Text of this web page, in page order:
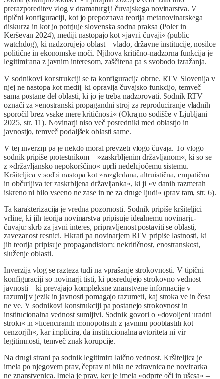
prerazporeditev vlog v dramaturgiji čuvajskega novinarstva. V
tipični konfiguraciji, kot jo prepoznava teorija metanovinarskega
diskurza in kot jo potrjuje slovenska sodna praksa (Poler in
Kerševan 2024), mediji nastopajo kot »javni čuvaji« (public
watchdog), ki nadzorujejo oblast – vlado, državne institucije, nosilce
politične in ekonomske moči. Njihova kritično-nadzorna funkcija je
legitimirana z javnim interesom, zaščitena pa s svobodo izražanja.
V sodnikovi konstrukciji se ta konfiguracija obrne. RTV Slovenija v
njej ne nastopa kot medij, ki opravlja čuvajsko funkcijo, temveč
sama postane del oblasti, ki jo je treba nadzorovati. Sodnik RTV
označi za »enostranski propagandni stroj za reproduciranje vladnih
sporočil brez vsake mere kritičnosti« (Okrajno sodišče v Ljubljani
2025, str. 11). Novinarji niso več posredniki med oblastjo in
javnostjo, temveč podaljšek oblasti same.
V tej inverziji pa je nekdo moral prevzeti vlogo čuvaja. To vlogo
sodnik pripiše protestnikom – »zaskrbljenim državljanom«, ki so se
z »državljansko nepokorščino« uprli nedelujočemu sistemu.
Kršiteljica v sodbi nastopa kot »razgledana, altruistična, empatična
in občutljiva ter zaskrbljena državljanka«, ki ji »v danih razmerah
iskreno ni bilo vseeno ne zase in ne za druge ljudi« (prav tam, str. 6).
Ta karakterizacija je vredna pozornosti. Sodnik pripiše kršiteljici
vrline, ki jih teorija novinarstva pripisuje idealnemu novinarju-
čuvaju: skrb za javni interes, pripravljenost postaviti se oblasti,
zavezanost resnici. Hkrati pa novinarjem RTV pripiše lastnosti, ki
jih teorija pripisuje propagandistom: nekritičnost, enostranskost,
služenje oblasti.
Inverzija vlog se razteza tudi na vprašanje strokovnosti. V tipični
konfiguraciji so novinarji tisti, ki posredujejo strokovno vednost
javnosti – ki prevajajo kompleksne znanstvene informacije v
razumljiv jezik in javnosti pomagajo razumeti, kaj stroka ve in česa
ne ve. V sodnikovi konstrukciji pa postanejo strokovnost in
institucionalna vednost sumljivi. Sodnik govori o »dovoljeni uradni
stroki« in »licenciranih monopolistih z javnimi pooblastili kot
cenzorjih«, kar implicira, da institucionalna avtoriteta ni vir
legitimnosti, temveč znak korupcije.
Na drugi strani pa sodnik legitimira laično vednost. Kršiteljica je
imela po njegovem prav, čeprav ni bila ne zdravnica ne novinarka
ne znanstvenica. Imela je prav, ker je imela »odprte oči in ušesa« –